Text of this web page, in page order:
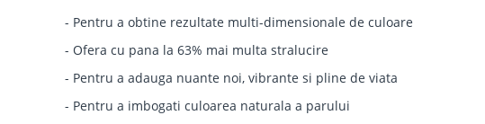
- Pentru a obtine rezultate multi-dimensionale de culoare
- Ofera cu pana la 63% mai multa stralucire
- Pentru a adauga nuante noi, vibrante si pline de viata
- Pentru a imbogati culoarea naturala a parului